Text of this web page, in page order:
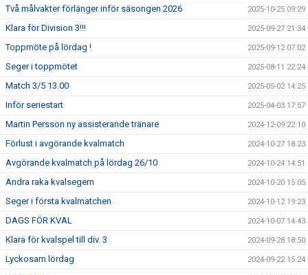
Två målvakter förlänger inför säsongen 2026 2025-10-25 09:29
Klara för Division 3!!! 2025-09-27 21:34
Toppmöte på lördag ! 2025-09-12 07:02
Seger i toppmötet 2025-08-11 22:24
Match 3/5 13.00 2025-05-02 14:25
Inför seriestart 2025-04-03 17:57
Martin Persson ny assisterande tränare 2024-12-09 22:10
Förlust i avgörande kvalmatch 2024-10-27 18:23
Avgörande kvalmatch på lördag 26/10 2024-10-24 14:51
Andra raka kvalsegern 2024-10-20 15:05
Seger i första kvalmatchen 2024-10-12 19:23
DAGS FÖR KVAL 2024-10-07 14:43
Klara för kvalspel till div. 3 2024-09-28 18:50
Lyckosam lördag 2024-09-22 15:24